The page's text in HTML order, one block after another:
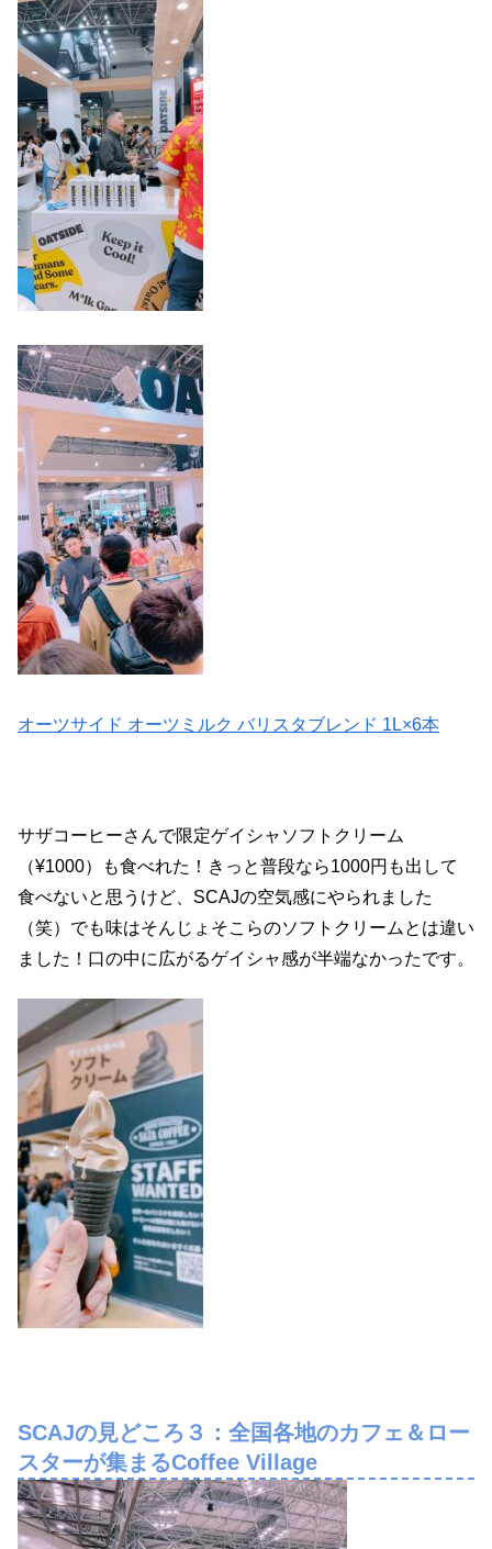
オーツサイド オーツミルク バリスタブレンド 1L×6本
サザコーヒーさんで限定ゲイシャソフトクリーム
（¥1000）も食べれた！きっと普段なら1000円も出して
食べないと思うけど、SCAJの空気感にやられました
（笑）でも味はそんじょそこらのソフトクリームとは違い
ました！口の中に広がるゲイシャ感が半端なかったです。
SCAJの見どころ３：全国各地のカフェ＆ロー
スターが集まるCoffee Village